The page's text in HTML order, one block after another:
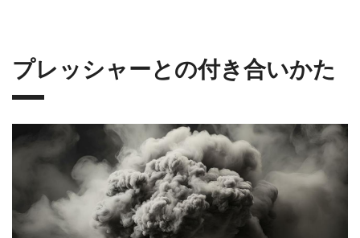
プレッシャーとの付き合いかた